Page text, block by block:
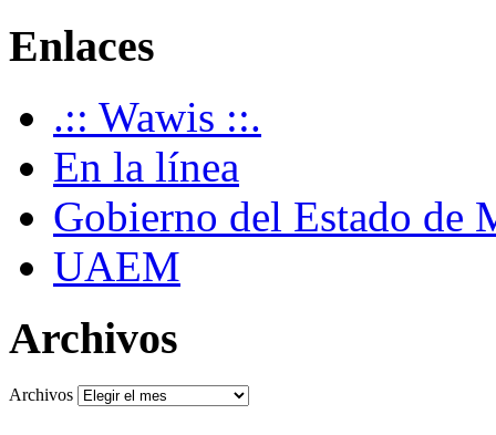
Enlaces
.:: Wawis ::.
En la línea
Gobierno del Estado de
UAEM
Archivos
Archivos